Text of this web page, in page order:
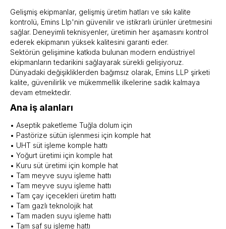
Gelişmiş ekipmanlar, gelişmiş üretim hatları ve sıkı kalite
kontrolü, Emins Llp'nin güvenilir ve istikrarlı ürünler üretmesini
sağlar. Deneyimli teknisyenler, üretimin her aşamasını kontrol
ederek ekipmanın yüksek kalitesini garanti eder.
Sektörün gelişimine katkıda bulunan modern endüstriyel
ekipmanların tedarikini sağlayarak sürekli gelişiyoruz.
Dünyadaki değişikliklerden bağımsız olarak, Emins LLP şirketi
kalite, güvenilirlik ve mükemmellik ilkelerine sadık kalmaya
devam etmektedir.
Ana iş alanları
• Aseptik paketleme Tuğla dolum için
• Pastörize sütün işlenmesi için komple hat
• UHT süt işleme komple hattı
• Yoğurt üretimi için komple hat
• Kuru süt üretimi için komple hat
• Tam meyve suyu işleme hattı
• Tam meyve suyu işleme hattı
• Tam çay içecekleri üretim hattı
• Tam gazlı teknolojik hat
• Tam maden suyu işleme hattı
• Tam saf su işleme hattı